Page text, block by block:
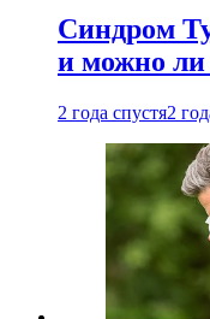
Синдром
и можно
2 года спустя2